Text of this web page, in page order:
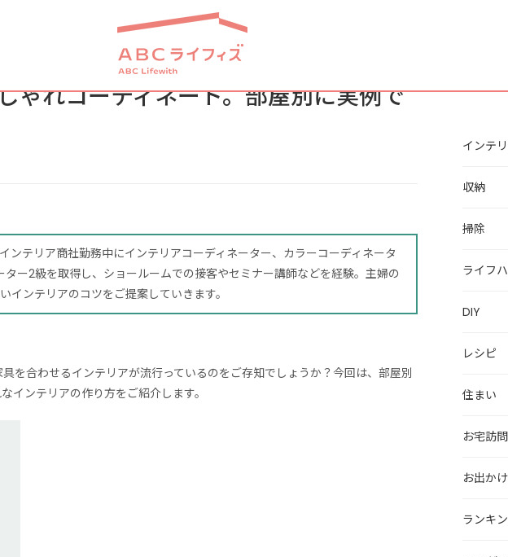
ゃれコーディネート。部屋別に実例で
テリア商社勤務中にインテリアコーディネーター、カラーコーディネータ
ー2級を取得し、ショールームでの接客やセミナー講師などを経験。主婦の
インテリアのコツをご提案していきます。
を合わせるインテリアが流行っているのをご存知でしょうか？今回は、部屋別
ンテリアの作り方をご紹介します。
インテ
収納
掃除
ライフ
DIY
レシピ
住まい
お宅訪問
お出かけ
ランキ